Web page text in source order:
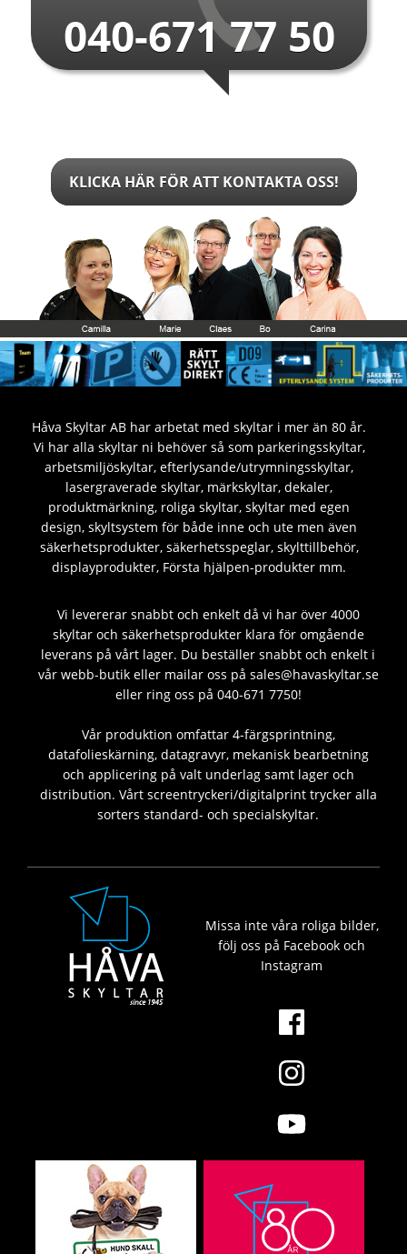
040-671 77 50
KLICKA HÄR FÖR ATT KONTAKTA OSS!
Håva Skyltar AB har arbetat med skyltar i mer än 80 år.
Vi har alla skyltar ni behöver så som parkeringsskyltar,
arbetsmiljöskyltar, efterlysande/utrymningsskyltar,
lasergraverade skyltar, märkskyltar, dekaler,
produktmärkning, roliga skyltar, skyltar med egen
design, skyltsystem för både inne och ute men även
säkerhetsprodukter, säkerhetsspeglar, skylttillbehör,
displayprodukter, Första hjälpen-produkter mm.
Vi levererar snabbt och enkelt då vi har över 4000
skyltar och säkerhetsprodukter klara för omgående
leverans på vårt lager. Du beställer snabbt och enkelt i
vår webb-butik eller mailar oss på sales@havaskyltar.se
eller ring oss på 040-671 7750!
Vår produktion omfattar 4-färgsprintning,
datafolieskärning, datagravyr, mekanisk bearbetning
och applicering på valt underlag samt lager och
distribution. Vårt screentryckeri/digitalprint trycker alla
sorters standard- och specialskyltar.
Missa inte våra roliga bilder,
följ oss på Facebook och
Instagram